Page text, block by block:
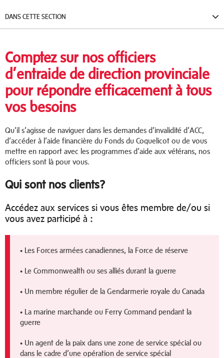
DANS CETTE SECTION
Comptez sur nos officiers
d’entraide de direction provinciale
pour répondre efficacement à tous
vos besoins
Qu’il s’agisse de naviguer dans les demandes d’invalidité d’ACC,
d’accéder à l’aide financière du Fonds du Coquelicot ou de vous
mettre en rapport avec les programmes d’aide aux vétérans, nos
officiers sont là pour vous.
Qui sont nos clients?
Accédez aux services si vous êtes membre de/ou si
vous avez participé à :
• Les Forces armées canadiennes, la Force de réserve
• Le Commonwealth ou ses alliés durant la guerre
• Un membre régulier de la Gendarmerie royale du Canada
• La marine marchande ou Ferry Command pendant la
guerre
• Un agent de la paix dans une zone de service spécial ou
dans le cadre d’une opération de service spécial